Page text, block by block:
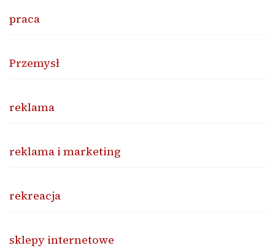
praca
Przemysł
reklama
reklama i marketing
rekreacja
sklepy internetowe